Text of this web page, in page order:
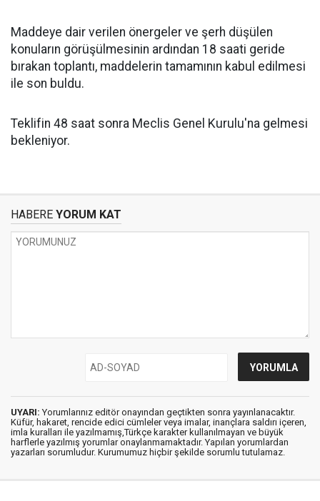
Maddeye dair verilen önergeler ve şerh düşülen
konuların görüşülmesinin ardından 18 saati geride
bırakan toplantı, maddelerin tamamının kabul edilmesi
ile son buldu.
Teklifin 48 saat sonra Meclis Genel Kurulu'na gelmesi
bekleniyor.
HABERE YORUM KAT
UYARI: Yorumlarınız editör onayından geçtikten sonra yayınlanacaktır.
Küfür, hakaret, rencide edici cümleler veya imalar, inançlara saldırı içeren,
imla kuralları ile yazılmamış,Türkçe karakter kullanılmayan ve büyük
harflerle yazılmış yorumlar onaylanmamaktadır. Yapılan yorumlardan
yazarları sorumludur. Kurumumuz hiçbir şekilde sorumlu tutulamaz.